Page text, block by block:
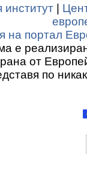
институт
на портал
е
от
по